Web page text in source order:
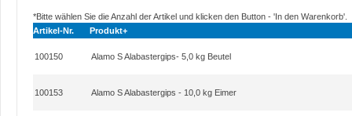
*Bitte wählen Sie die Anzahl der Artikel und klicken den Button - 'In den Warenkorb'.
Artikel-Nr.
Produkt+
100150 Alamo S Alabastergips- 5,0 kg Beutel
100153 Alamo S Alabastergips - 10,0 kg Eimer